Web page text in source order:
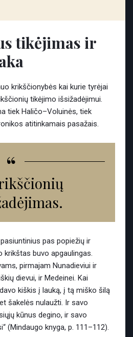
tikėjimas ir
krikščionybės kai kurie tyrėjai
tikėjimo išsižadėjimui.
tiek Haličo–Voluinės, tiek
atitinkamais pasažais.
“
pas popiežių ir
krikštas buvo apgaulingas.
pirmajam Nunadieviui ir
dievui, ir Medeinei. Kai
kiškis į lauką, į tą miško šilą
šakelės nulaužti. Ir savo
kūnus degino, ir savo
(Mindaugo knyga, p. 111–112).